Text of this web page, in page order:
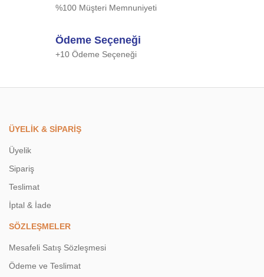
%100 Müşteri Memnuniyeti
Ödeme Seçeneği
+10 Ödeme Seçeneği
ÜYELİK & SİPARİŞ
Üyelik
Sipariş
Teslimat
İptal & İade
SÖZLEŞMELER
Mesafeli Satış Sözleşmesi
Ödeme ve Teslimat